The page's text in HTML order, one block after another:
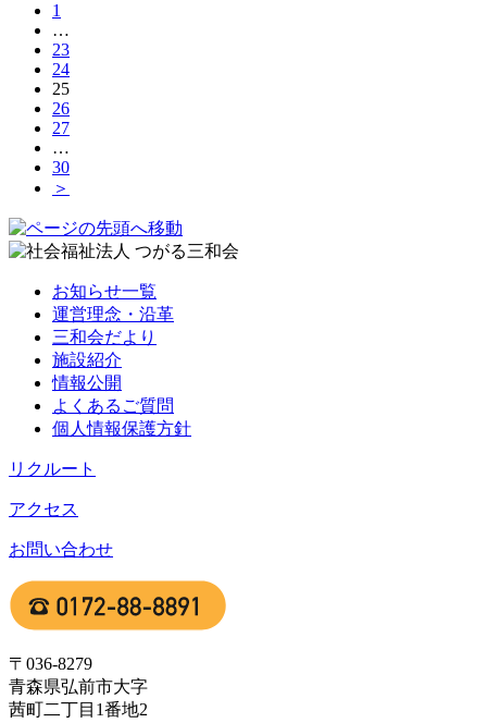
1
…
23
24
25
26
27
…
30
＞
お知らせ一覧
運営理念・沿革
三和会だより
施設紹介
情報公開
よくあるご質問
個人情報保護方針
リクルート
アクセス
お問い合わせ
〒036-8279
青森県弘前市大字
茜町二丁目1番地2